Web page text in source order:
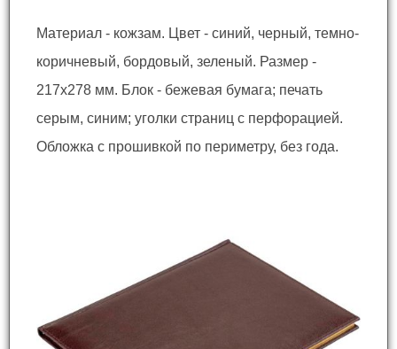
Материал - кожзам. Цвет - синий, черный, темно-
коричневый, бордовый, зеленый. Размер -
217x278 мм. Блок - бежевая бумага; печать
серым, синим; уголки страниц с перфорацией.
Обложка с прошивкой по периметру, без года.